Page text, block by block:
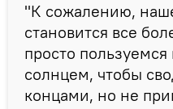
"К сожалению,
становится все
просто
солнцем, чтобы
концами, но не